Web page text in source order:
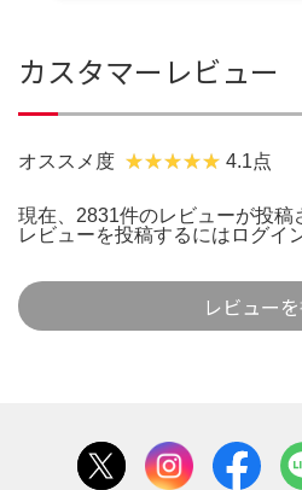
カスタマーレビュー
オススメ度 4.1点
現在、2831件のレビューが投稿
レビューを投稿するには ログイ
レビュー